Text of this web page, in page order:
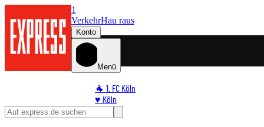
1
VerkehrHau raus
Konto
Menü
🐐 1. FC Köln
♥️ Köln
⭐ Promi